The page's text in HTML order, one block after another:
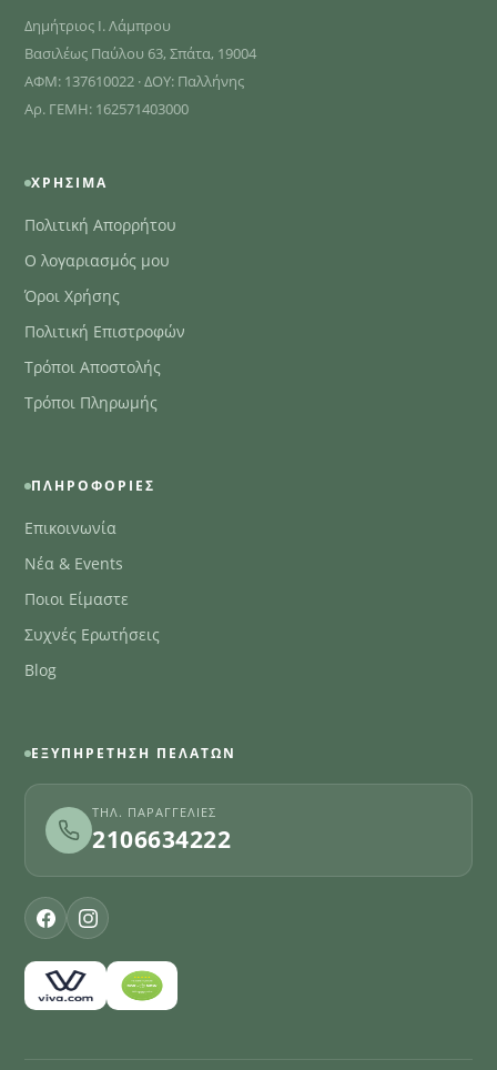
Δημήτριος Ι. Λάμπρου
Βασιλέως Παύλου 63, Σπάτα, 19004
ΑΦΜ: 137610022 · ΔΟΥ: Παλλήνης
Αρ. ΓΕΜΗ: 162571403000
ΧΡΉΣΙΜΑ
Πολιτική Απορρήτου
Ο λογαριασμός μου
Όροι Χρήσης
Πολιτική Επιστροφών
Τρόποι Αποστολής
Τρόποι Πληρωμής
ΠΛΗΡΟΦΟΡΊΕΣ
Επικοινωνία
Νέα & Events
Ποιοι Είμαστε
Συχνές Ερωτήσεις
Blog
ΕΞΥΠΗΡΈΤΗΣΗ ΠΕΛΑΤΏΝ
ΤΗΛ. ΠΑΡΑΓΓΕΛΊΕΣ
2106634222